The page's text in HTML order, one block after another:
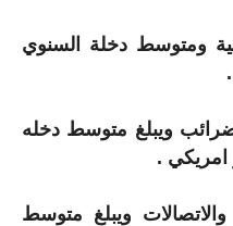
ومتوسط دخلة السنوي
ويبلغ متوسط دخله
ويبلغ متوسط